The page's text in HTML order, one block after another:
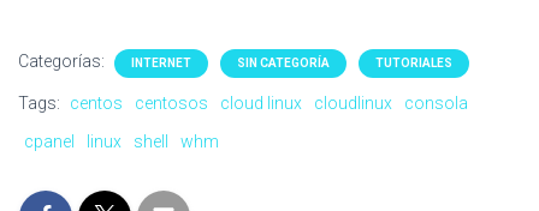
Categorías: INTERNET SIN CATEGORÍA TUTORIALES
Tags: centos centosos cloud linux cloudlinux
consola
cpanel
linux shell whm